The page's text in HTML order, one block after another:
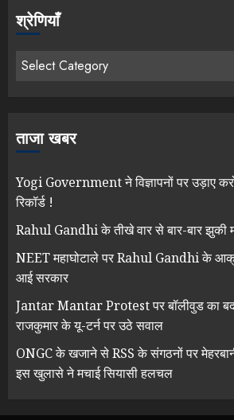
श्रेणियाँ
ताजा खबर
Yogi Government ने विज्ञापनों पर उड़ाए
रिकॉर्ड !
Rahul Gandhi के तीखे वार से बार-बार झुकी
NEET महाघोटाले पर Rahul Gandhi के
आई सरकार
Jantar Mantar Protest पर बॉलीवुड का
राजकुमार के यू-टर्न पर उठे सवाल
ONGC के खजाने से RSS के संगठनों पर
इस खुलासे ने मचाई सियासी हलचल